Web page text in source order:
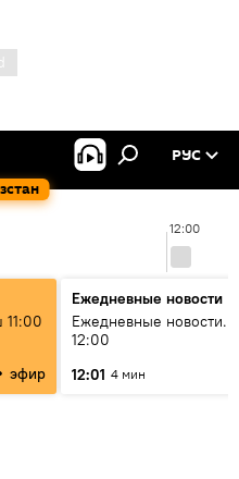
РУС
12:00
эфир
Ежедневные новости
Ежедневные новости.
12:00
12:01 4 мин